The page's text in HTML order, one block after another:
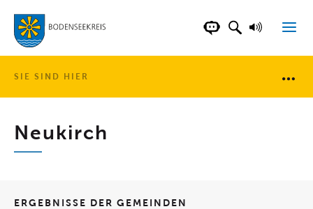
LANDKREISCHATBOT DER
SUCHFELD
SIE SIND HIER
Neukirch
ERGEBNISSE DER GEMEINDEN